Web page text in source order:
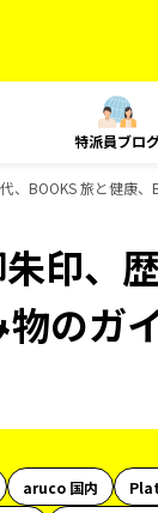
特派員ブロ
、BOOKS 旅と健康
印、
のガ
aruco 国内
Plat